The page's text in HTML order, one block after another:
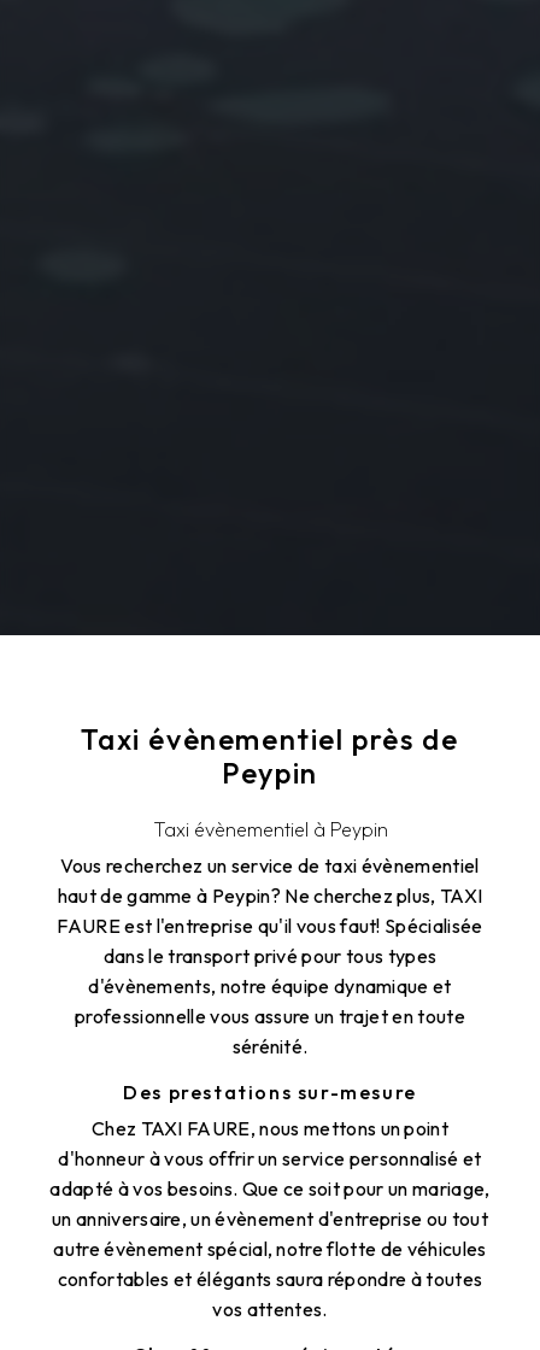
Taxi évènementiel près de
Peypin
Taxi évènementiel à Peypin
Vous recherchez un service de taxi évènementiel
haut de gamme à Peypin? Ne cherchez plus, TAXI
FAURE est l'entreprise qu'il vous faut! Spécialisée
dans le transport privé pour tous types
d'évènements, notre équipe dynamique et
professionnelle vous assure un trajet en toute
sérénité.
Des prestations sur-mesure
Chez TAXI FAURE, nous mettons un point
d'honneur à vous offrir un service personnalisé et
adapté à vos besoins. Que ce soit pour un mariage,
un anniversaire, un évènement d'entreprise ou tout
autre évènement spécial, notre flotte de véhicules
confortables et élégants saura répondre à toutes
vos attentes.